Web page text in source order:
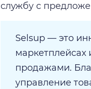
службу с
Selsup — это
маркетплейсах
продажами.
управление